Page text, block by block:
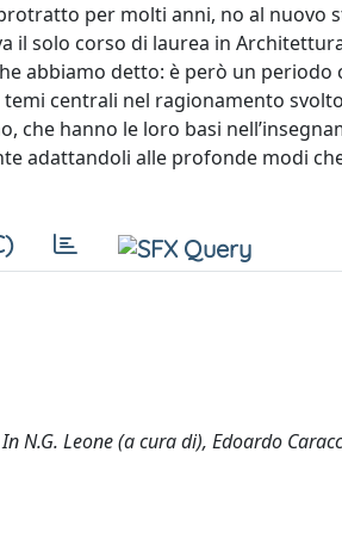
per molti anni, no al nuovo
il solo corso di laurea in
abbiamo detto: è però un periodo
centrali nel ragionamento
che hanno le loro basi
adattandoli alle profonde modi
N.G. Leone (a cura di), Edoardo